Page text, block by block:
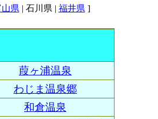
山県 | 石川県 | 福井県 ]
葭ヶ浦温泉
わじま温泉郷
和倉温泉